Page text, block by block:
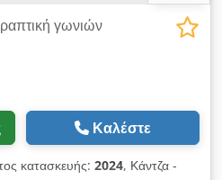
γωνιών
Καλέστε
κατασκευής: 2024, Κάντζα -